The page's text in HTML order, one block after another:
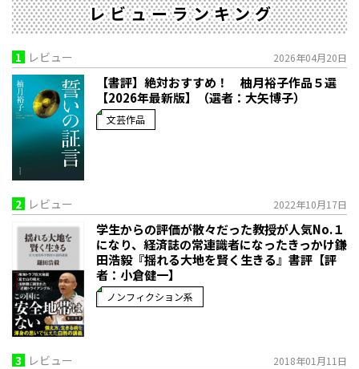
レビューランキング
1 レビュー 2026年04月20日
【書評】絶対おすすめ！ 柚月裕子作品５選
【2026年最新版】（選者：大矢博子）
文芸作品
2 レビュー 2022年10月17日
学生からの評価が散々だった教授が人気No.１
になり、経済誌の常連識者になったきっかけ――鎌
田浩毅『揺れる大地を賢く生きる』書評【評
者：小倉健一】
ノンフィクション系
3 レビュー 2018年01月11日